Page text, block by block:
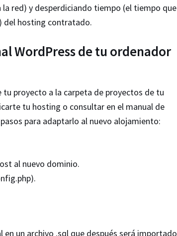
red) y desperdiciando tiempo (el tiempo que
del hosting contratado.
WordPress de tu ordenador
proyecto a la carpeta de proyectos de tu
tu hosting o consultar en el manual de
para adaptarlo al nuevo alojamiento:
al nuevo dominio.
un archivo .sql que después será importado